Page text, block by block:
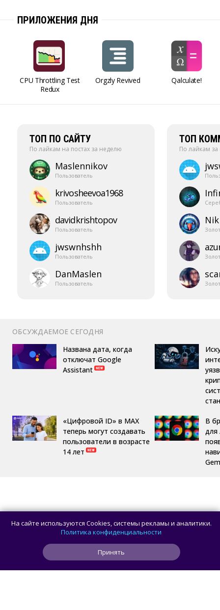
ПРИЛОЖЕНИЯ ДНЯ
CPU Throttling Test
Redux
Orgzly Revived Qalculate!
ТОП ПО САЙТУ
По лайкам на постах за неделю
Maslennikov
Пользователь
krivosheevoa1968
Пользователь
davidkrishtopov
Пользователь
jwswnhshh
Пользователь
DanMaslen
Пользователь
ТОП
По лайкам
ОБСУЖДАЕМОЕ СЕГОДНЯ
Названа дата, когда
отключат Google
Assistant
«Цифровой ID» в MAX
теперь могут создавать
пользователи в возрасте
14 лет
В
для
На сайте используются Cookies, системы рекламы и аналитики.
Политика конфиденциальности
Принять